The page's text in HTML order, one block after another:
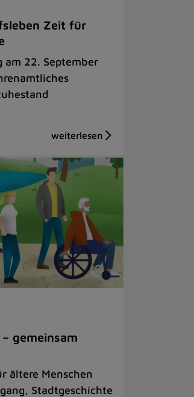
Zeit für
am 22. September
gemeinsam
ältere Menschen
Stadtgeschichte